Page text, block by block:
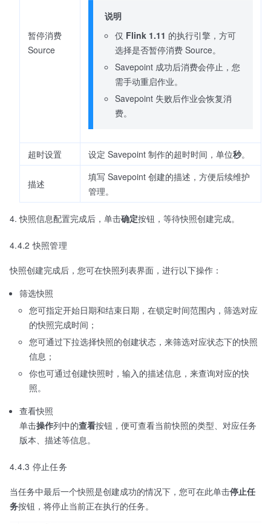
暂停消费
Source
说明
仅 Flink 1.11 的执行引擎，方可
选择是否暂停消费 Source。
Savepoint 成功后消费会停止，您
需手动重启作业。
Savepoint 失败后作业会恢复消
费。
超时设置 设定 Savepoint 制作的超时时间，单位秒。
描述
填写 Savepoint 创建的描述，方便后续维护
管理。
快照信息配置完成后，单击确定按钮，等待快照创建完成。
4.4.2 快照管理
快照创建完成后，您可在快照列表界面，进行以下操作：
筛选快照
您可指定开始日期和结束日期，在锁定时间范围内，筛选对应
的快照完成时间；
您可通过下拉选择快照的创建状态，来筛选对应状态下的快照
信息；
你也可通过创建快照时，输入的描述信息，来查询对应的快
照。
查看快照
单击操作列中的查看按钮，便可查看当前快照的类型、对应任务
版本、描述等信息。
4.4.3 停止任务
当任务中最后一个快照是创建成功的情况下，您可在此单击停止任
务按钮，将停止当前正在执行的任务。